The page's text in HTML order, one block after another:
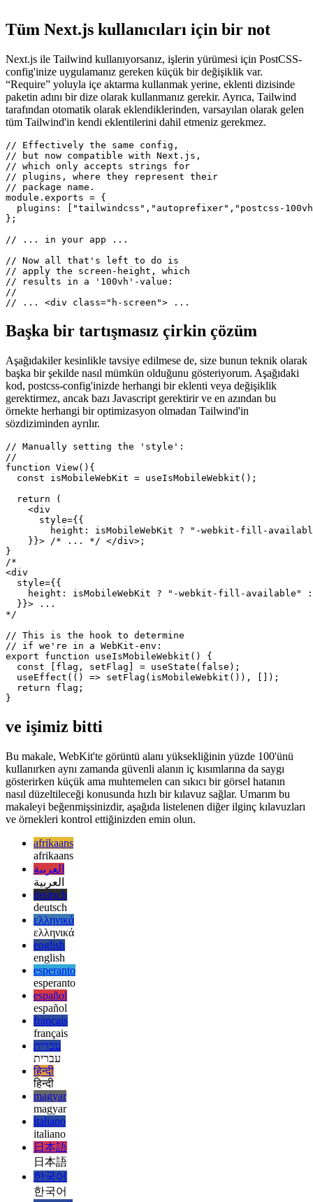
  ],
};
Tüm Next.js kullanıcıları için bir not
Next.js ile Tailwind kullanıyorsanız, işlerin yürümesi için PostCSS-
config'inize uygulamanız gereken küçük bir değişiklik var.
“Require” yoluyla içe aktarma kullanmak yerine, eklenti dizisinde
paketin adını bir dize olarak kullanmanız gerekir. Ayrıca, Tailwind
tarafından otomatik olarak eklendiklerinden, varsayılan olarak gelen
tüm Tailwind'in kendi eklentilerini dahil etmeniz gerekmez.
// Effectively the same config,
// but now compatible with Next.js,
// which only accepts strings for
// plugins, where they represent their
module.exports = {
};
// ... in your app ...
// Now all that's left to do is
// results in a '100vh'-value:
//
Başka bir tartışmasız çirkin çözüm
Aşağıdakiler kesinlikle tavsiye edilmese de, size bunun teknik olarak
başka bir şekilde nasıl mümkün olduğunu gösteriyorum. Aşağıdaki
kod, postcss-config'inizde herhangi bir eklenti veya değişiklik
gerektirmez, ancak bazı Javascript gerektirir ve en azından bu
örnekte herhangi bir optimizasyon olmadan Tailwind'in
sözdiziminden ayrılır.
function View(){
  const isMobileWebKit = useIsMobileWebkit();
  return (
    <div
      style={{
height: isMobileWebKit ? "-webkit-fill-
    }}> /* ... */ </div>;
<div
height: isMobileWebKit ? "-webkit-fill-available"
  }}> ...
*/
// This is the hook to determine
// if we're in a WebKit-env:
export function useIsMobileWebkit() {
  useEffect(() => setFlag(isMobileWebkit()), []);
  return flag;
ve işimiz bitti
Bu makale, WebKit'te görüntü alanı yüksekliğinin yüzde 100'ünü
kullanırken aynı zamanda güvenli alanın iç kısımlarına da saygı
gösterirken küçük ama muhtemelen can sıkıcı bir görsel hatanın
nasıl düzeltileceği konusunda hızlı bir kılavuz sağlar. Umarım bu
makaleyi beğenmişsinizdir, aşağıda listelenen diğer ilginç kılavuzları
ve örnekleri kontrol ettiğinizden emin olun.
afrikaans
afrikaans
العربية
العربية
deutsch
deutsch
ελληνικά
ελληνικά
english
english
esperanto
esperanto
español
español
français
français
עברית
עברית
हिन्दी
हिन्दी
magyar
magyar
italiano
italiano
日本語